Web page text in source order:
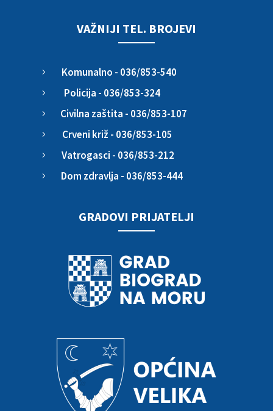
VAŽNIJI TEL. BROJEVI
5 Komunalno - 036/853-540
5 Policija - 036/853-324
5 Civilna zaštita - 036/853-107
5 Crveni križ - 036/853-105
5 Vatrogasci - 036/853-212
5 Dom zdravlja - 036/853-444
GRADOVI PRIJATELJI